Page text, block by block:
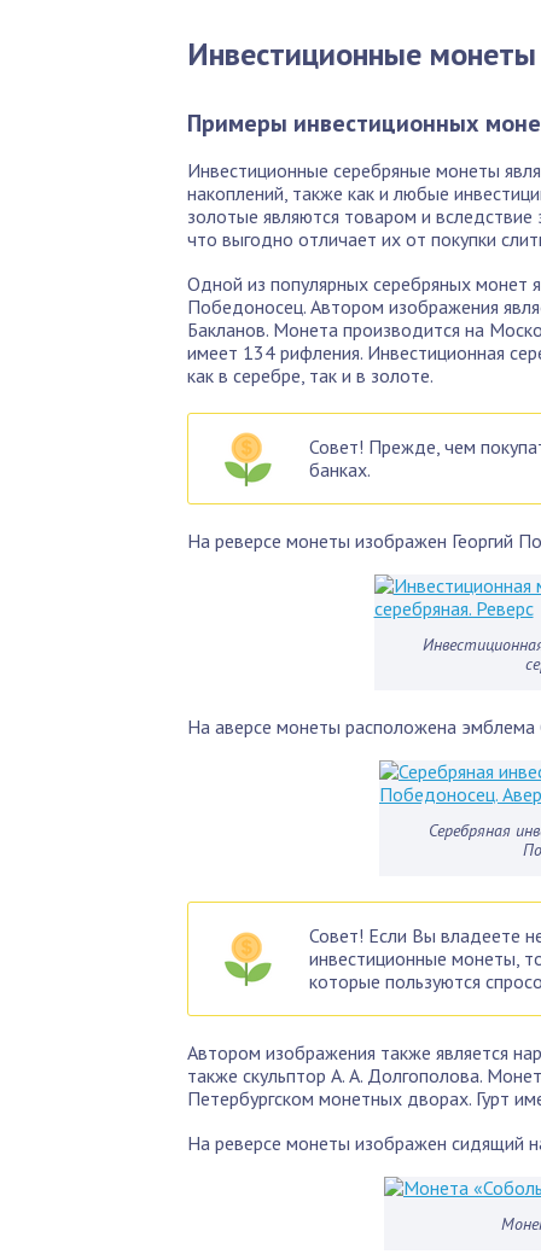
Инвестиционные монеты
Примеры инвестиционных
Инвестиционные серебряные монеты
накоплений, также как и любые
золотые являются товаром и
что выгодно отличает их от покупки
Одной из популярных серебряных монет
Победоносец. Автором изображения
Бакланов. Монета производится на
имеет 134 рифления. Инвестиционная
как в серебре, так и в золоте.
Совет! Прежде, чем
банках.
На реверсе монеты изображен Георгий
На аверсе монеты расположена эмблема
Серебряная
Совет! Если Вы владеете
инвестиционные монеты,
которые пользуются
Автором изображения также является
также скульптор А. А. Долгополова.
Петербургском монетных дворах. Гурт
На реверсе монеты изображен сидящий